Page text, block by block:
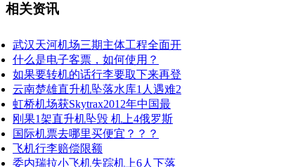
相关资讯
武汉天河机场三期主体工程全面开
什么是电子客票，如何使用？
如果要转机的话行李要取下来再登
云南楚雄直升机坠落水库1人遇难2
虹桥机场获Skytrax2012年中国最
刚果1架直升机坠毁 机上4俄罗斯
国际机票去哪里买便宜？？？
飞机行李赔偿限额
委内瑞拉小飞机失踪机上6人下落